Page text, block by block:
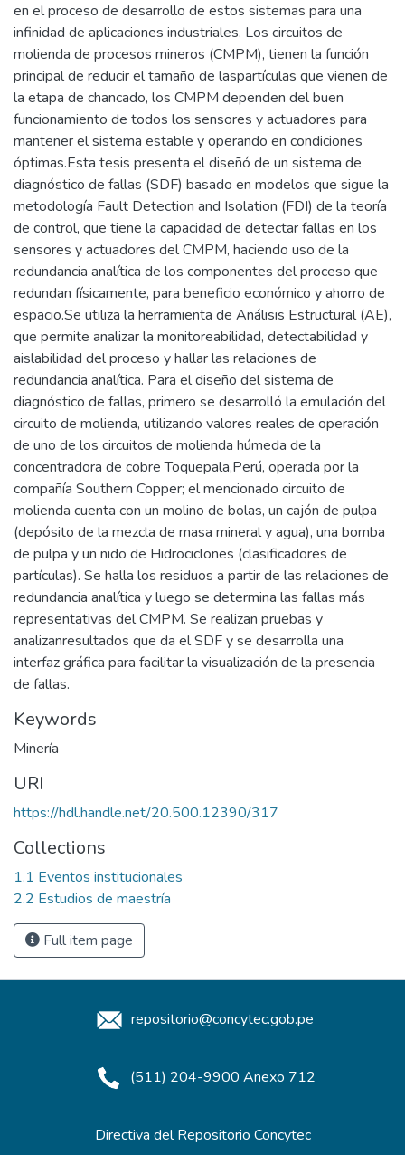
en el proceso de desarrollo de estos sistemas para una
infinidad de aplicaciones industriales. Los circuitos de
molienda de procesos mineros (CMPM), tienen la función
principal de reducir el tamaño de laspartículas que vienen de
la etapa de chancado, los CMPM dependen del buen
funcionamiento de todos los sensores y actuadores para
mantener el sistema estable y operando en condiciones
óptimas.Esta tesis presenta el diseñó de un sistema de
diagnóstico de fallas (SDF) basado en modelos que sigue la
metodología Fault Detection and Isolation (FDI) de la teoría
de control, que tiene la capacidad de detectar fallas en los
sensores y actuadores del CMPM, haciendo uso de la
redundancia analítica de los componentes del proceso que
redundan físicamente, para beneficio económico y ahorro de
espacio.Se utiliza la herramienta de Análisis Estructural (AE),
que permite analizar la monitoreabilidad, detectabilidad y
aislabilidad del proceso y hallar las relaciones de
redundancia analítica. Para el diseño del sistema de
diagnóstico de fallas, primero se desarrolló la emulación del
circuito de molienda, utilizando valores reales de operación
de uno de los circuitos de molienda húmeda de la
concentradora de cobre Toquepala,Perú, operada por la
compañía Southern Copper; el mencionado circuito de
molienda cuenta con un molino de bolas, un cajón de pulpa
(depósito de la mezcla de masa mineral y agua), una bomba
de pulpa y un nido de Hidrociclones (clasificadores de
partículas). Se halla los residuos a partir de las relaciones de
redundancia analítica y luego se determina las fallas más
representativas del CMPM. Se realizan pruebas y
analizanresultados que da el SDF y se desarrolla una
interfaz gráfica para facilitar la visualización de la presencia
de fallas.
Keywords
Minería
URI
https://hdl.handle.net/20.500.12390/317
Collections
1.1 Eventos institucionales
2.2 Estudios de maestría
Full item page
repositorio@concytec.gob.pe
(511) 204-9900 Anexo 712
Directiva del Repositorio Concytec